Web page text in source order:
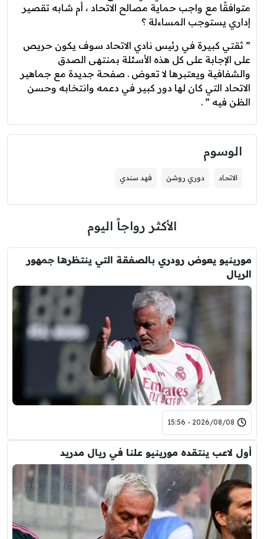
متوافقًا مع واجب حماية مصالح الاتحاد ، أم شابه تقصير
إداري يستوجب المساءلة ؟
” ثقتي كبيرة في رئيس نادي الاتحاد سوف يكون حريص
على الإجابة على كل هذه الأسئلة بمنتهى الصدق
والشفافية ويعتبرها لا تعوض . صفحة جديدة مع جماهير
الاتحاد التي كان لها دور كبير في دعمه وانتخابه وحسن
الظن فيه ” .‎
الوسوم
الاتحاد دوري روشن فهد سندي
الأكثر رواجاً اليوم
مورينيو يعوض رودري بالصفقة التي ينتظرها جمهور
الريال
2026/08/08 - 15:56
أول لاعب ينتقده مورينيو علنا في ريال مدريد